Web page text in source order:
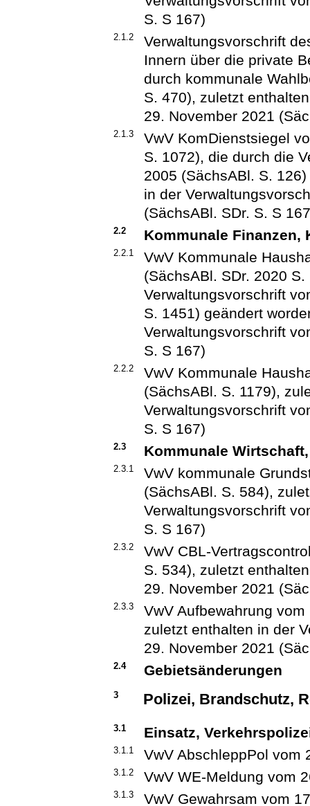
S. S 167)
2.1.2
Verwaltungsvorschrift
Innern über die private
durch kommunale
S. 470), zuletzt
29. November 2021
2.1.3
VwV KomDienstsiegel
S. 1072), die durch die
2005 (SächsABl. S.
in der
(SächsABl. SDr. S. S
2.2 Kommunale Finanzen,
2.2.1
VwV Kommunale
(SächsABl. SDr. 2020
Verwaltungsvorschrift
S. 1451) geändert
Verwaltungsvorschrift
S. S 167)
2.2.2
VwV Kommunale
(SächsABl. S. 1179),
Verwaltungsvorschrift
S. S 167)
2.3 Kommunale
2.3.1
VwV kommunale
(SächsABl. S. 584),
Verwaltungsvorschrift
S. S 167)
2.3.2
VwV CBL-
S. 534), zuletzt
29. November 2021
2.3.3
VwV Aufbewahrung
zuletzt enthalten in der
29. November 2021
2.4 Gebietsänderungen
3 Polizei, Brandschutz,
3.1 Einsatz,
3.1.1 VwV AbschleppPol vom
3.1.2 VwV WE-Meldung vom
3.1.3 VwV Gewahrsam vom